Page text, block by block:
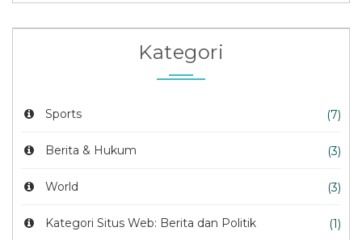
Kategori
Sports (7)
Berita & Hukum (3)
World (3)
Kategori Situs Web: Berita dan Politik (1)